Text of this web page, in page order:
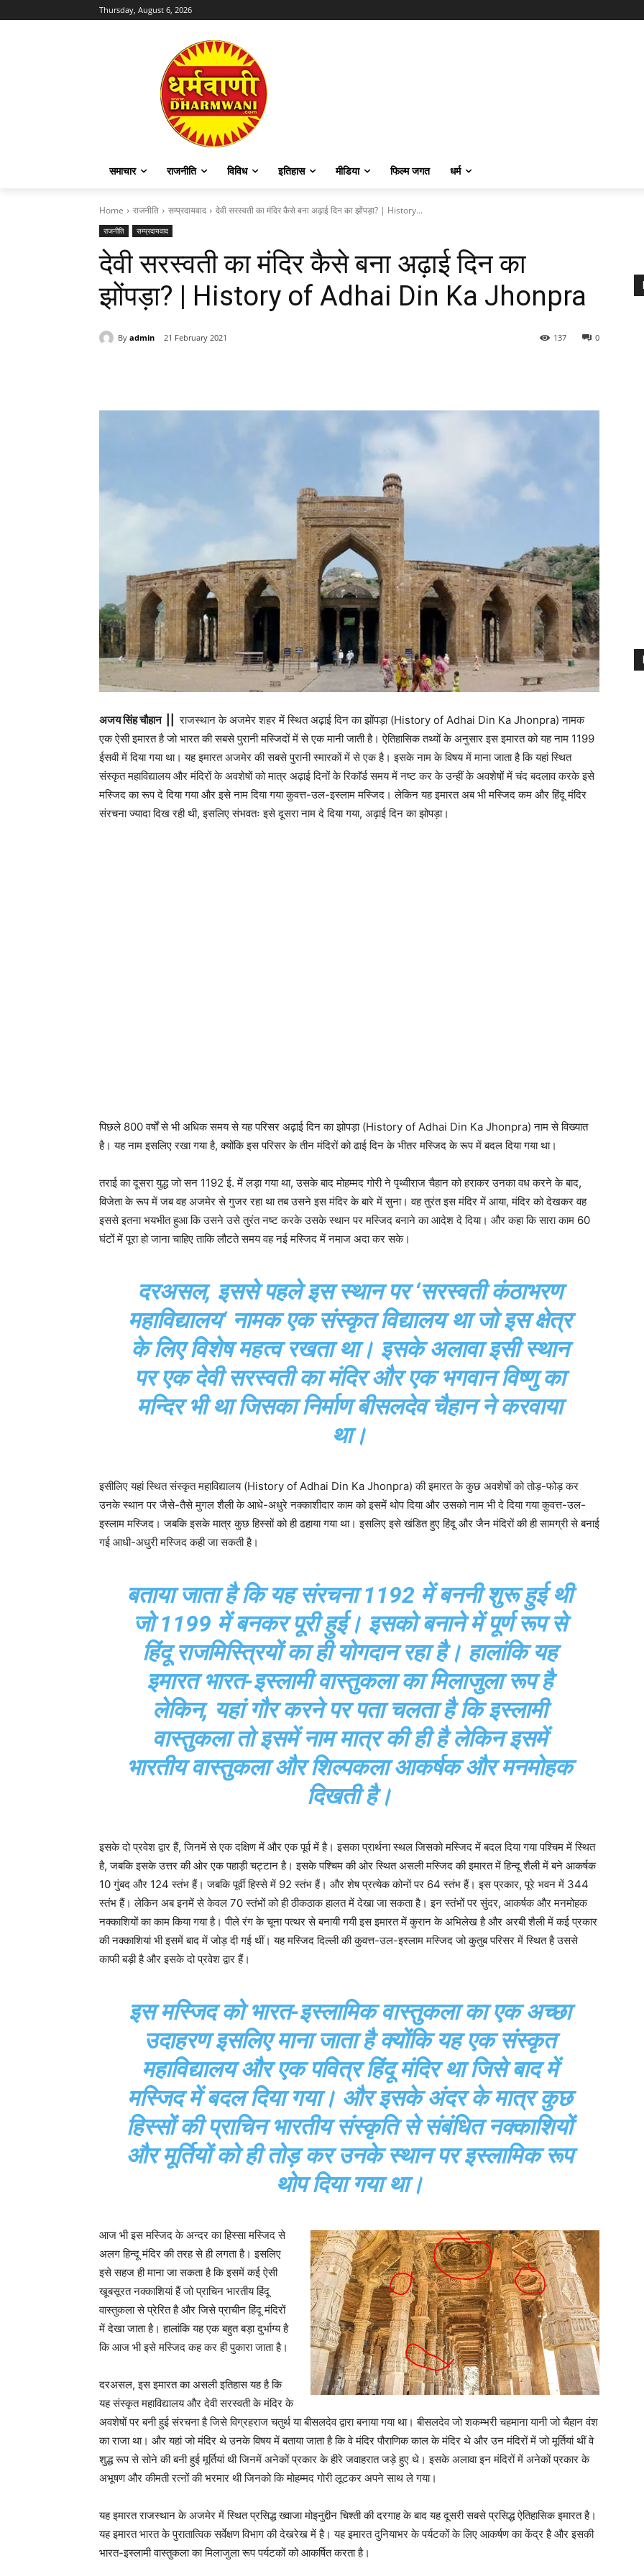
Thursday, August 6, 2026
समाचार राजनीति विविध इतिहास मीडिया फिल्म जगत धर्म
Home राजनीति सम्प्रदायवाद देवी सरस्वती का मंदिर कैसे बना अढ़ाई दिन का झोंपड़ा? | History...
राजनीति सम्प्रदायवाद
देवी सरस्वती का मंदिर कैसे बना अढ़ाई दिन का
झोंपड़ा? | History of Adhai Din Ka Jhonpra
By admin 21 February 2021 0
137
अजय सिंह चौहान ||
राजस्थान के अजमेर शहर में स्थित अढ़ाई दिन का झोंपड़ा (History of Adhai Din Ka Jhonpra) नामक
एक ऐसी इमारत है जो भारत की सबसे पुरानी मस्जिदों में से एक मानी जाती है। ऐतिहासिक तथ्यों के अनुसार इस इमारत को यह नाम 1199
ईसवी में दिया गया था। यह इमारत अजमेर की सबसे पुरानी स्मारकों में से एक है। इसके नाम के विषय में माना जाता है कि यहां स्थित
संस्कृत महाविद्यालय और मंदिरों के अवशेषों को मात्र अढ़ाई दिनों के रिकाॅर्ड समय में नष्ट कर के उन्हीं के अवशेषों में चंद बदलाव करके इसे
मस्जिद का रूप दे दिया गया और इसे नाम दिया गया कुवत्त-उल-इस्लाम मस्जिद। लेकिन यह इमारत अब भी मस्जिद कम और हिंदू मंदिर
संरचना ज्यादा दिख रही थी, इसलिए संभवतः इसे दूसरा नाम दे दिया गया, अढ़ाई दिन का झोपड़ा।
पिछले 800 वर्षों से भी अधिक समय से यह परिसर अढ़ाई दिन का झोपड़ा (History of Adhai Din Ka Jhonpra) नाम से विख्यात
है। यह नाम इसलिए रखा गया है, क्योंकि इस परिसर के तीन मंदिरों को ढाई दिन के भीतर मस्जिद के रूप में बदल दिया गया था।
तराई का दूसरा युद्ध जो सन 1192 ई. में लड़ा गया था, उसके बाद मोहम्मद गोरी ने पृथ्वीराज चैहान को हराकर उनका वध करने के बाद,
विजेता के रूप में जब वह अजमेर से गुजर रहा था तब उसने इस मंदिर के बारे में सुना। वह तुरंत इस मंदिर में आया, मंदिर को देखकर वह
इससे इतना भयभीत हुआ कि उसने उसे तुरंत नष्ट करके उसके स्थान पर मस्जिद बनाने का आदेश दे दिया। और कहा कि सारा काम 60
घंटों में पूरा हो जाना चाहिए ताकि लौटते समय वह नई मस्जिद में नमाज अदा कर सके।
दरअसल, इससे पहले इस स्थान पर ‘सरस्वती कंठाभरण
महाविद्यालय‘ नामक एक संस्कृत विद्यालय था जो इस क्षेत्र
के लिए विशेष महत्व रखता था। इसके अलावा इसी स्थान
पर एक देवी सरस्वती का मंदिर और एक भगवान विष्णु का
मन्दिर भी था जिसका निर्माण बीसलदेव चैहान ने करवाया
था।
इसीलिए यहां स्थित संस्कृत महाविद्यालय (History of Adhai Din Ka Jhonpra) की इमारत के कुछ अवशेषों को तोड़-फोड़ कर
उनके स्थान पर जैसे-तैसे मुगल शैली के आधे-अधुरे नक्काशीदार काम को इसमें थोप दिया और उसको नाम भी दे दिया गया कुवत्त-उल-
इस्लाम मस्जिद। जबकि इसके मात्र कुछ हिस्सों को ही ढहाया गया था। इसलिए इसे खंडित हुए हिंदू और जैन मंदिरों की ही सामग्री से बनाई
गई आधी-अधुरी मस्जिद कही जा सकती है।
बताया जाता है कि यह संरचना 1192 में बननी शुरू हुई थी
जो 1199 में बनकर पूरी हुई। इसको बनाने में पूर्ण रूप से
हिंदू राजमिस्त्रियों का ही योगदान रहा है। हालांकि यह
इमारत भारत-इस्लामी वास्तुकला का मिलाजुला रूप है
लेकिन, यहां गौर करने पर पता चलता है कि इस्लामी
वास्तुकला तो इसमें नाम मात्र की ही है लेकिन इसमें
भारतीय वास्तुकला और शिल्पकला आकर्षक और मनमोहक
दिखती है।
इसके दो प्रवेश द्वार हैं, जिनमें से एक दक्षिण में और एक पूर्व में है। इसका प्रार्थना स्थल जिसको मस्जिद में बदल दिया गया पश्चिम में स्थित
है, जबकि इसके उत्तर की ओर एक पहाड़ी चट्टान है। इसके पश्चिम की ओर स्थित असली मस्जिद की इमारत में हिन्दू शैली में बने आकर्षक
10 गुंबद और 124 स्तंभ हैं। जबकि पूर्वी हिस्से में 92 स्तंभ हैं। और शेष प्रत्येक कोनों पर 64 स्तंभ हैं। इस प्रकार, पूरे भवन में 344
स्तंभ हैं। लेकिन अब इनमें से केवल 70 स्तंभों को ही ठीकठाक हालत में देखा जा सकता है। इन स्तंभों पर सुंदर, आकर्षक और मनमोहक
नक्काशियों का काम किया गया है। पीले रंग के चूना पत्थर से बनायी गयी इस इमारत में कुरान के अभिलेख है और अरबी शैली में कई प्रकार
की नक्काशियां भी इसमें बाद में जोड़ दी गई थीं। यह मस्जिद दिल्ली की कुवत्त-उल-इस्लाम मस्जिद जो कुतुब परिसर में स्थित है उससे
काफी बड़ी है और इसके दो प्रवेश द्वार हैं।
इस मस्जिद को भारत-इस्लामिक वास्तुकला का एक अच्छा
उदाहरण इसलिए माना जाता है क्योंकि यह एक संस्कृत
महाविद्यालय और एक पवित्र हिंदू मंदिर था जिसे बाद में
मस्जिद में बदल दिया गया। और इसके अंदर के मात्र कुछ
हिस्सों की प्राचिन भारतीय संस्कृति से संबंधित नक्काशियों
और मूर्तियों को ही तोड़ कर उनके स्थान पर इस्लामिक रूप
थोप दिया गया था।
आज भी इस मस्जिद के अन्दर का हिस्सा मस्जिद से
अलग हिन्दू मंदिर की तरह से ही लगता है। इसलिए
इसे सहज ही माना जा सकता है कि इसमें कई ऐसी
खूबसूरत नक्काशियां हैं जो प्राचिन भारतीय हिंदू
वास्तुकला से प्रेरित है और जिसे प्राचीन हिंदू मंदिरों
में देखा जाता है। हालांकि यह एक बहुत बड़ा दुर्भाग्य है
कि आज भी इसे मस्जिद कह कर ही पुकारा जाता है।
दरअसल, इस इमारत का असली इतिहास यह है कि
यह संस्कृत महाविद्यालय और देवी सरस्वती के मंदिर के
अवशेषों पर बनी हुई संरचना है जिसे विग्रहराज चतुर्थ या बीसलदेव द्वारा बनाया गया था। बीसलदेव जो शकम्भरी चहमाना यानी जो चैहान वंश
का राजा था। और यहां जो मंदिर थे उनके विषय में बताया जाता है कि वे मंदिर पौराणिक काल के मंदिर थे और उन मंदिरों में जो मूर्तियां थीं वे
शुद्ध रूप से सोने की बनी हुई मूर्तियां थी जिनमें अनेकों प्रकार के हीरे जवाहरात जड़े हुए थे। इसके अलावा इन मंदिरों में अनेकों प्रकार के
अभूषण और कीमती रत्नों की भरमार थी जिनको कि मोहम्मद गोरी लूटकर अपने साथ ले गया।
यह इमारत राजस्थान के अजमेर में स्थित प्रसिद्ध ख्वाजा मोइनुद्दीन चिश्ती की दरगाह के बाद यह दूसरी सबसे प्रसिद्ध ऐतिहासिक इमारत है।
यह इमारत भारत के पुरातात्विक सर्वेक्षण विभाग की देखरेख में है। यह इमारत दुनियाभर के पर्यटकों के लिए आकर्षण का केंद्र है और इसकी
भारत-इस्लामी वास्तुकला का मिलाजुला रूप पर्यटकों को आकर्षित करता है।